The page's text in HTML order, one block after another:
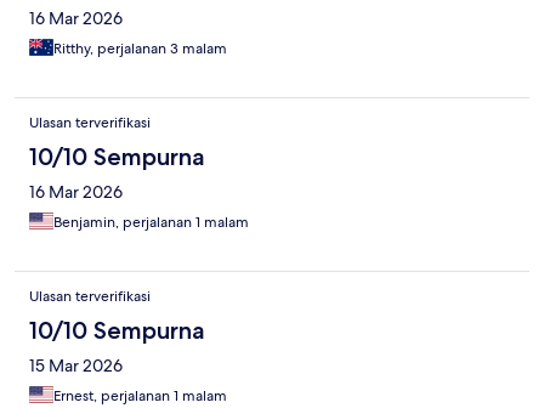
16 Mar 2026
Ritthy, perjalanan 3 malam
Ulasan terverifikasi
10/10 Sempurna
16 Mar 2026
Benjamin, perjalanan 1 malam
Ulasan terverifikasi
10/10 Sempurna
15 Mar 2026
Ernest, perjalanan 1 malam